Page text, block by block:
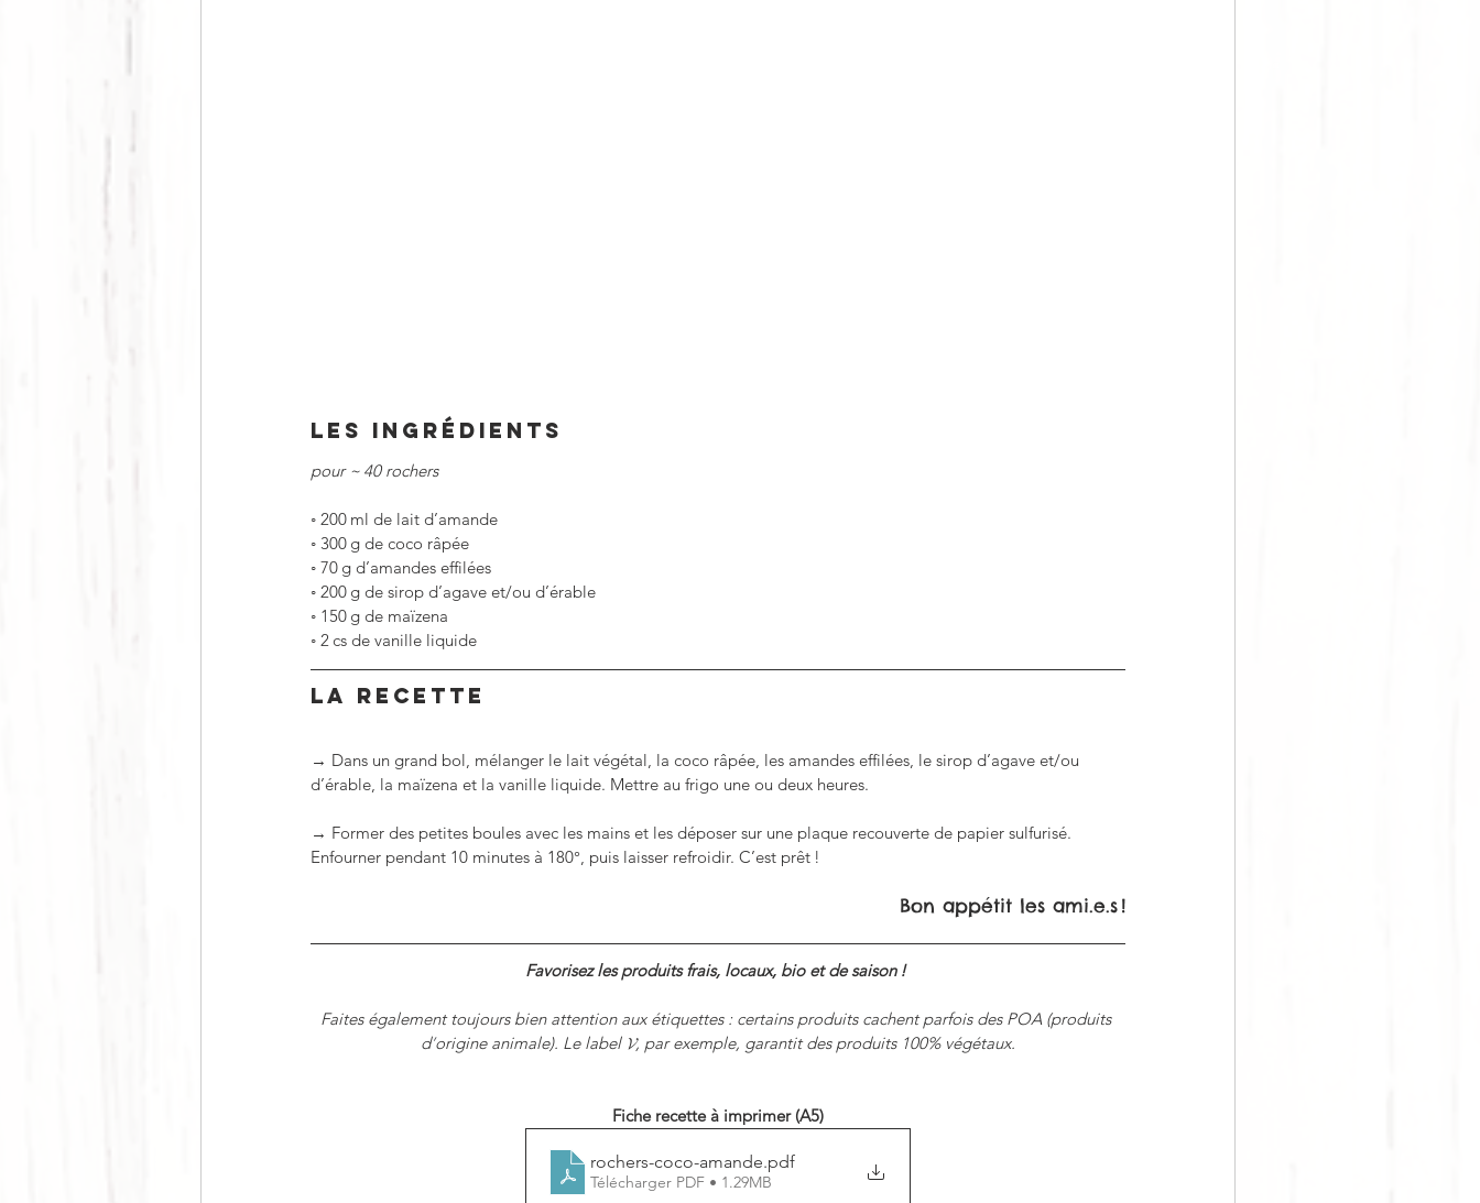
LES INGRÉDIENTS
pour ~ 40 rochers
◦ 200 ml de lait d’amande
◦ 300 g de coco râpée
◦ 70 g d’amandes effilées
◦ 200 g de sirop d’agave et/ou d’érable
◦ 150 g de maïzena
◦ 2 cs de vanille liquide
LA RECETTE
→ Dans un grand bol, mélanger le lait végétal, la coco râpée, les amandes effilées, le sirop d’agave et/ou
d’érable, la maïzena et la vanille liquide. Mettre au frigo une ou deux heures.
→ Former des petites boules avec les mains et les déposer sur une plaque recouverte de papier sulfurisé.
Enfourner pendant 10 minutes à 180°, puis laisser refroidir. C’est prêt !
Bon appétit les ami.e.s !
Favorisez les produits frais, locaux, bio et de saison !
Faites également toujours bien attention aux étiquettes : certains produits cachent parfois des POA (produits
d’origine animale). Le label 𝓥, par exemple, garantit des produits 100% végétaux.
Fiche recette à imprimer (A5)
rochers-coco-amande.pdf
Télécharger PDF • 1.29MB